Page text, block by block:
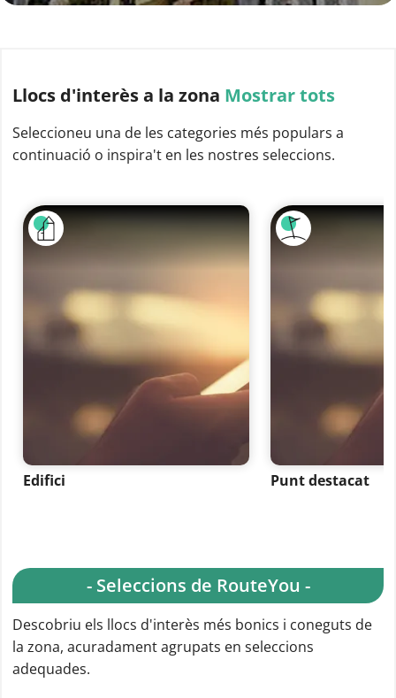
Llocs d'interèsa la zona Mostrar tots
Seleccioneu una de les categories més populars a
continuació o inspira't en les nostres seleccions.
Edifici Punt destacat
- Seleccions de RouteYou -
Descobriu els llocs d'interès més bonics i coneguts de
la zona, acuradament agrupats en seleccions
adequades.